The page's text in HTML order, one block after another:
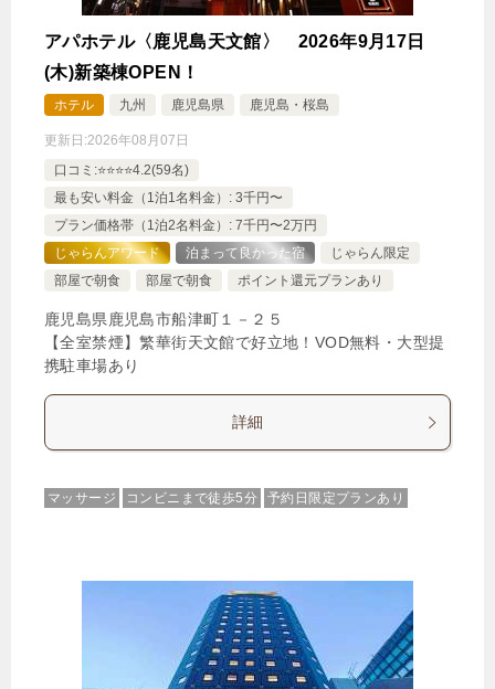
アパホテル〈鹿児島天文館〉 2026年9月17日
(木)新築棟OPEN！
ホテル 九州 鹿児島県 鹿児島・桜島
更新日:2026年08月07日
口コミ:⭐️⭐️⭐️⭐️4.2(59名)
最も安い料金（1泊1名料金）: 3千円〜
プラン価格帯（1泊2名料金）: 7千円〜2万円
じゃらんアワード
泊まって良かった宿
じゃらん限定
部屋で朝食
部屋で朝食 ポイント還元プランあり
鹿児島県鹿児島市船津町１－２５
【全室禁煙】繁華街天文館で好立地！VOD無料・大型提
携駐車場あり
詳細
マッサージ コンビニまで徒歩5分 予約日限定プランあり